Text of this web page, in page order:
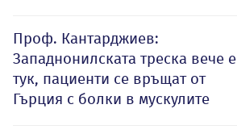
Проф. Кантарджиев:
Западнонилската треска вече е
тук, пациенти се връщат от
Гърция с болки в мускулите